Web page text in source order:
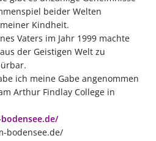
beider Welten
Kindheit.
Vaters im Jahr 1999 machte
der Geistigen Welt zu
ich meine Gabe angenommen
Arthur Findlay College in
bodensee.de/